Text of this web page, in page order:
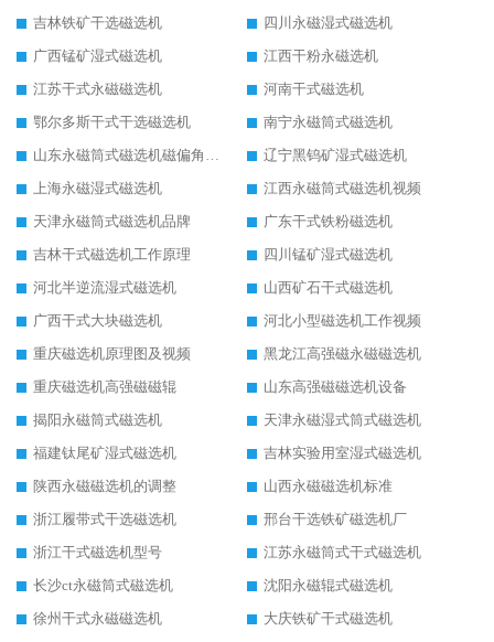
吉林铁矿干选磁选机
四川永磁湿式磁选机
广西锰矿湿式磁选机
江西干粉永磁选机
江苏干式永磁磁选机
河南干式磁选机
鄂尔多斯干式干选磁选机
南宁永磁筒式磁选机
山东永磁筒式磁选机磁偏角怎么调整
辽宁黑钨矿湿式磁选机
上海永磁湿式磁选机
江西永磁筒式磁选机视频
天津永磁筒式磁选机品牌
广东干式铁粉磁选机
吉林干式磁选机工作原理
四川锰矿湿式磁选机
河北半逆流湿式磁选机
山西矿石干式磁选机
广西干式大块磁选机
河北小型磁选机工作视频
重庆磁选机原理图及视频
黑龙江高强磁永磁磁选机
重庆磁选机高强磁磁辊
山东高强磁磁选机设备
揭阳永磁筒式磁选机
天津永磁湿式筒式磁选机
福建钛尾矿湿式磁选机
吉林实验用室湿式磁选机
陕西永磁磁选机的调整
山西永磁磁选机标准
浙江履带式干选磁选机
邢台干选铁矿磁选机厂
浙江干式磁选机型号
江苏永磁筒式干式磁选机
长沙ct永磁筒式磁选机
沈阳永磁辊式磁选机
徐州干式永磁磁选机
大庆铁矿干式磁选机